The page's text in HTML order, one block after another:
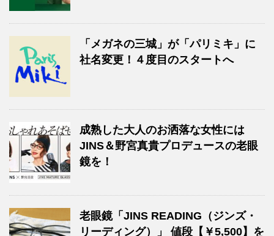
「メガネの三城」が「パリミキ」に
社名変更！４度目のスタートへ
成熟した大人のお洒落な女性には
JINS＆野宮真貴プロデュースの老眼
鏡を！
老眼鏡「JINS READING（ジンズ・
リーディング）」 値段【￥5,500】を